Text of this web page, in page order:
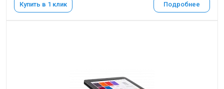
Купить в 1 клик Подробнее